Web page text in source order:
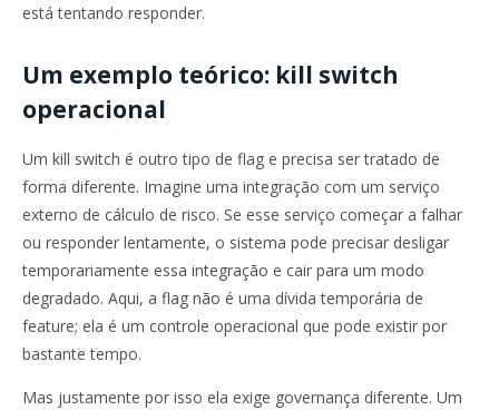
está tentando responder.
Um exemplo teórico: kill switch
operacional
Um kill switch é outro tipo de flag e precisa ser tratado de
forma diferente. Imagine uma integração com um serviço
externo de cálculo de risco. Se esse serviço começar a falhar
ou responder lentamente, o sistema pode precisar desligar
temporariamente essa integração e cair para um modo
degradado. Aqui, a flag não é uma dívida temporária de
feature; ela é um controle operacional que pode existir por
bastante tempo.
Mas justamente por isso ela exige governança diferente. Um